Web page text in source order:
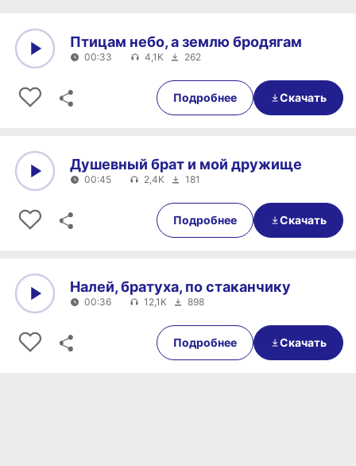
00:33
Птицам небо, а землю бродягам
00:33 4,1K 262
Подробнее Скачать
00:45
Душевный брат и мой дружище
00:45 2,4K 181
Подробнее Скачать
00:36
Налей, братуха, по стаканчику
00:36 12,1K 898
Подробнее Скачать